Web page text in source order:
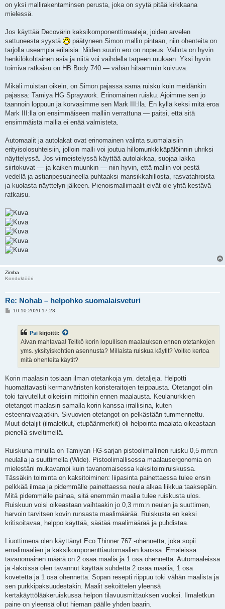
on yksi mallirakentaminsen perusta, joka on syytä pitää kirkkaana
mielessä.
Jos käyttää Decovärin kaksikomponenttimaaleja, joiden arvelen
sattuneesta syystä
päätyneen Simon mallin pintaan, niin ohenteita on
tarjolla useampia erilaisia. Niiden suurin ero on nopeus. Valinta on hyvin
henkilökohtainen asia ja niitä voi vaihdella tarpeen mukaan. Yksi hyvin
toimiva ratkaisu on HB Body 740 — vähän hitaammin kuivuva.
Mikäli muistan oikein, on Simon pajassa sama ruisku kuin meidänkin
pajassa: Tamiya HG Spraywork. Erinomainen ruisku. Ajoimme sen jo
taannoin loppuun ja korvasimme sen Mark III:lla. En kyllä keksi mitä eroa
Mark III:lla on ensimmäiseen malliin verrattuna — paitsi, että sitä
ensimmäistä mallia ei enää valmisteta.
Automaalit ja autolakat ovat erinomainen valinta suomalaisiin
erityisolosuhteisiin, jolloin malli voi joutua hillomunkkikäpälöinnin uhriksi
näyttelyssä. Jos viimeistelyssä käyttää autolakkaa, suojaa lakka
siirtokuvat — ja kaiken muunkin — niin hyvin, että mallin voi pestä
vedellä ja astianpesuaineella puhtaaksi mansikkahillosta, rasvatahroista
ja kuolasta näyttelyn jälkeen. Pienoismallimaalit eivät ole yhtä kestävä
ratkaisu.
Zimba
Konduktööri
Re: Nohab – helpohko suomalaisveturi
V10.10.2020 17:23
Psi kirjoitti:
Aivan mahtavaa! Teitkö korin lopullisen maalauksen ennen otetankojen
yms. yksityiskohtien asennusta? Millaista ruiskua käytit? Voitko kertoa
mitä ohenteita käytit?
Korin maalasin tosiaan ilman otetankoja ym. detaljeja. Helpotti
huomattavasti kermanväristen koristeraitojen teippausta. Otetangot olin
toki taivutellut oikeisiin mittoihin ennen maalausta. Keulanurkkien
otetangot maalasin samalla korin kanssa irrallisina, kuten
esteenraivaajatkin. Sivuovien otetangot on pelkästään tummennettu.
Muut detaljit (ilmaletkut, etupäänmerkit) oli helpointa maalata oikeastaan
pienellä siveltimellä.
Ruiskuna minulla on Tamiyan HG-sarjan pistoolimallinen ruisku 0,5 mm:n
neulalla ja suuttimella (Wide). Pistoolimallisessa maalausergonomia on
mielestäni mukavampi kuin tavanomaisessa kaksitoimiruiskussa.
Tässäkin toiminta on kaksitoiminen: liipasinta painettaessa tulee ensin
pelkkää ilmaa ja pidemmälle painettaessa neula alkaa liikkua taaksepäin.
Mitä pidemmälle painaa, sitä enemmän maalia tulee ruiskusta ulos.
Ruiskuun voisi oikeastaan vaihtaakin jo 0,3 mm:n neulan ja suuttimen,
harvoin tarvitsen kovin runsasta maalimäärää. Ruiskusta en keksi
kritisoitavaa, helppo käyttää, säätää maalimäärää ja puhdistaa.
Liuottimena olen käyttänyt Eco Thinner 767 -ohennetta, joka sopii
emalimaalien ja kaksikomponenttiautomaalien kanssa. Emaleissa
tavanomainen määrä on 2 osaa maalia ja 1 osa ohennetta. Automaaleissa
ja -lakoissa olen tavannut käyttää suhdetta 2 osaa maalia, 1 osa
kovetetta ja 1 osa ohennetta. Sopan resepti riippuu toki vähän maalista ja
sen purkkipaksuudestakin. Maalit sekoittelen yleensä
kertakäyttölääkeruiskussa helpon tilavuusmittauksen vuoksi. Ilmaletkun
paine on yleensä ollut hieman päälle yhden baarin.